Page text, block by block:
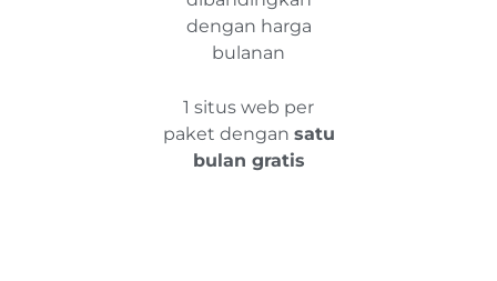
dengan harga
bulanan
1 situs web per
paket dengan satu
bulan gratis